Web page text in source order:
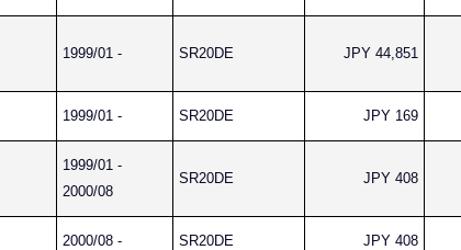
1999/01 - SR20DE JPY 44,851
1999/01 - SR20DE JPY 169
1999/01 -
2000/08
SR20DE JPY 408
2000/08 - SR20DE JPY 408